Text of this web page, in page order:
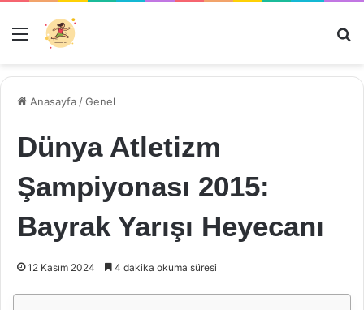
Menü
Anasayfa /Genel
Dünya Atletizm
Şampiyonası 2015:
Bayrak Yarışı Heyecanı
12 Kasım 2024 4 dakika okuma süresi